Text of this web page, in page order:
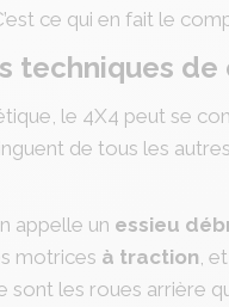
ce qui en fait le
techniques
le 4X4 peut se
de tous les
appelle un essieu
motrices à traction ,
sont les roues arrière